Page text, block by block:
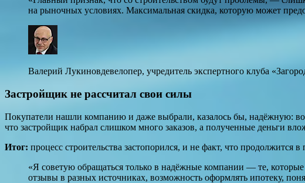
на рыночных условиях. Максимальная скидка, которую может
Валерий Лукиновдевелопер, учредитель экспертного клуба
Застройщик не рассчитал свои силы
Покупатели нашли компанию и даже выбрали, казалось бы, надёжную:
что застройщик набрал слишком много заказов, а полученные деньги
Итог: процесс строительства застопорился, и не факт, что продолжится
«Я советую обращаться только в надёжные компании — те,
отзывы в разных источниках, возможность оформлять ипотеку,